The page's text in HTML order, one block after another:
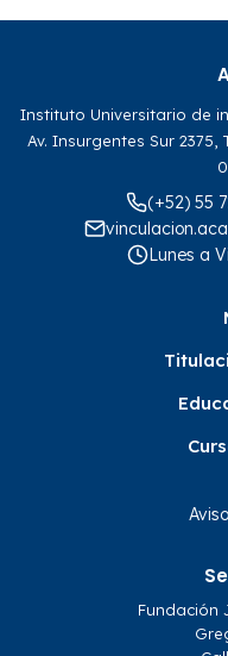
Instituto Universitario de
Av. Insurgentes Sur
(+52) 55
Lunes a
Fundación